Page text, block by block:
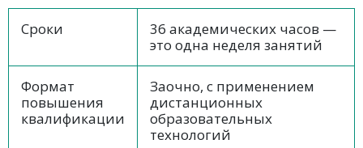
Сроки
36 академических часов —
это одна неделя занятий
Формат
повышения
квалификации
Заочно, с применением
дистанционных
образовательных
технологий